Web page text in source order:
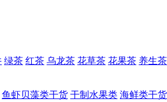
绿茶 红茶 乌龙茶 花草茶 花果茶 养生茶
鱼虾贝藻类干货 干制水果类 海鲜类干货